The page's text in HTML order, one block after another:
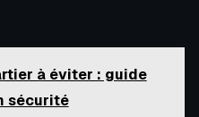
à éviter : guide
sécurité